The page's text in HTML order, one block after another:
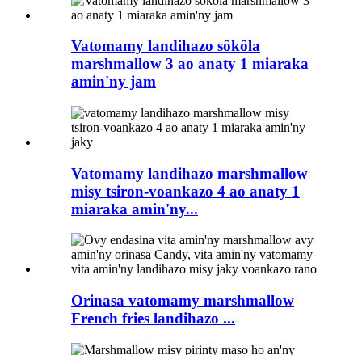
Vatomamy landihazo sôkôla
marshmallow 3 ao anaty 1 miaraka
amin'ny jam
Vatomamy landihazo marshmallow
misy tsiron-voankazo 4 ao anaty 1
miaraka amin'ny...
Orinasa vatomamy marshmallow
French fries landihazo ...